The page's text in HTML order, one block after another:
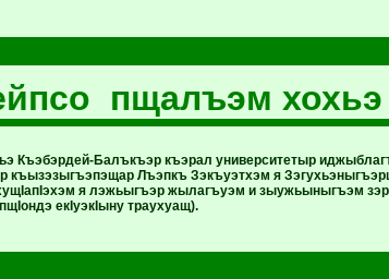
пщалъэм хохьэ
Къэбэрдей-Балъкъэр къэрал университетыр
къызэзыгъэпэщар Лъэпкъ Зэкъуэтхэм я
я лэжьыгъэр жылагъуэм и зыужьыныгъэм
екIуэкIыну траухуащ).